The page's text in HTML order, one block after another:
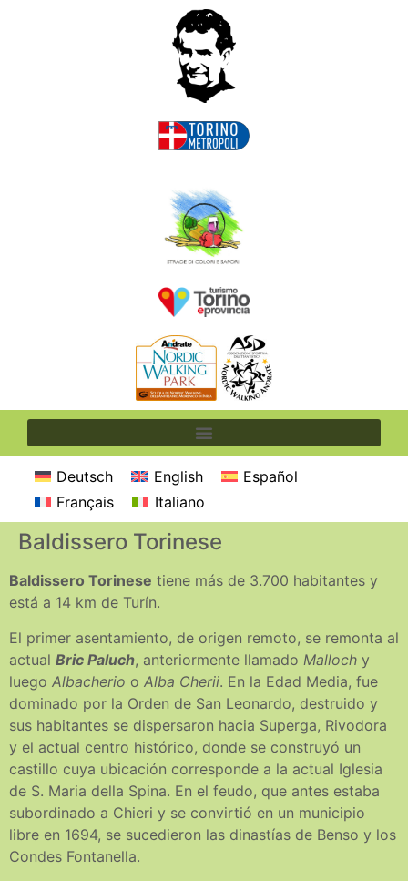
Deutsch English
Español
Français
Italiano
Baldissero Torinese
Baldissero Torinese tiene más de 3.700 habitantes y
está a 14 km de Turín.
El primer asentamiento, de origen remoto, se remonta al
actual Bric Paluch, anteriormente llamado Malloch y
luego Albacherio o Alba Cherii. En la Edad Media, fue
dominado por la Orden de San Leonardo, destruido y
sus habitantes se dispersaron hacia Superga, Rivodora
y el actual centro histórico, donde se construyó un
castillo cuya ubicación corresponde a la actual Iglesia
de S. Maria della Spina. En el feudo, que antes estaba
subordinado a Chieri y se convirtió en un municipio
libre en 1694, se sucedieron las dinastías de Benso y los
Condes Fontanella.